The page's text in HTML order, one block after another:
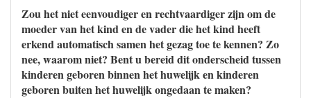
Zou het niet eenvoudiger en rechtvaardiger zijn om de
moeder van het kind en de vader die het kind heeft
erkend automatisch samen het gezag toe te kennen? Zo
nee, waarom niet? Bent u bereid dit onderscheid tussen
kinderen geboren binnen het huwelijk en kinderen
geboren buiten het huwelijk ongedaan te maken?